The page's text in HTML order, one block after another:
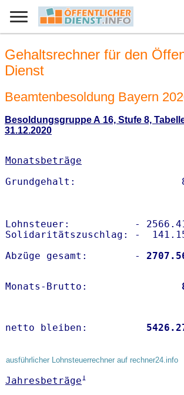
Gehaltsrechner für den
Dienst
Beamtenbesoldung Bayern
Besoldungsgruppe A 16, Stufe 8,
31.12.2020
Monatsbeträge
Lohnsteuer:           -
Solidaritätszuschlag: -
Abzüge gesamt:        -
Monats-Brutto:
netto bleiben:
ausführlicher Lohnsteuerrechner auf rechner24.info
Jahresbeträge1